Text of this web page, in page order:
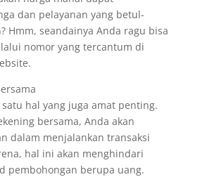
dan pelayanan yang betul-
Hmm, seandainya Anda ragu bisa
nomor yang tercantum di
hal yang juga amat penting.
bersama, Anda akan
dalam menjalankan transaksi
hal ini akan menghindari
pembohongan berupa uang.